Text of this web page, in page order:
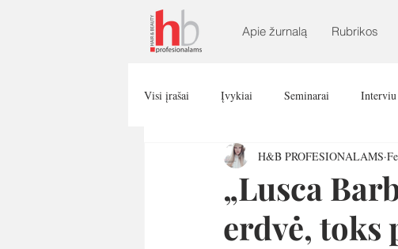
Apie žurnalą Rubrikos
Visi įrašai Įvykiai Seminarai Interviu
„Lusca
erdvė, toks
H&B PROFESIONALAMS